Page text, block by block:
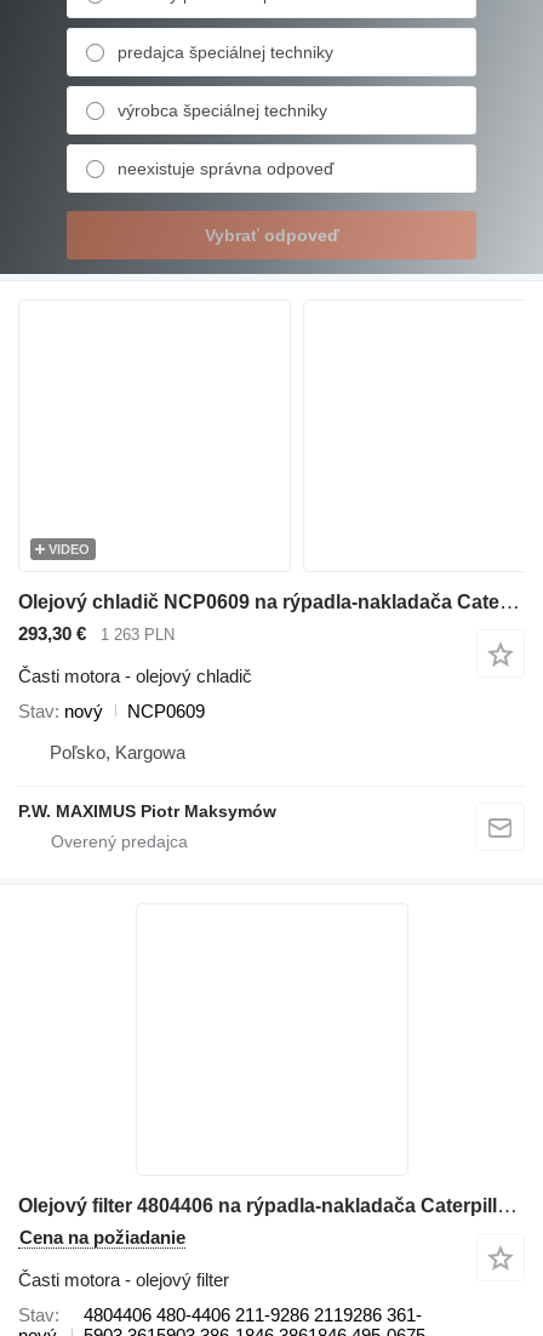
predajca špeciálnej techniky
výrobca špeciálnej techniky
neexistuje správna odpoveď
Vybrať odpoveď
VIDEO
Olejový chladič NCP0609 na rýpadla-nakladača Caterpillar 416E , 432E , 420E , 442E , 434E , 422E , 444E , 428E
293,30 € 1 263 PLN
Časti motora - olejový chladič
Stav nový
NCP0609
Poľsko, Kargowa
P.W. MAXIMUS Piotr Maksymów
Olejový filter 4804406 na rýpadla-nakladača Caterpillar 422E, 422F, 428E, 428F, 432E, 432F, 434E, 434F, 442E, 444E, 444F
Cena na požiadanie
Časti motora - olejový filter
Stav
4804406 480-4406 211-9286 2119286 361-